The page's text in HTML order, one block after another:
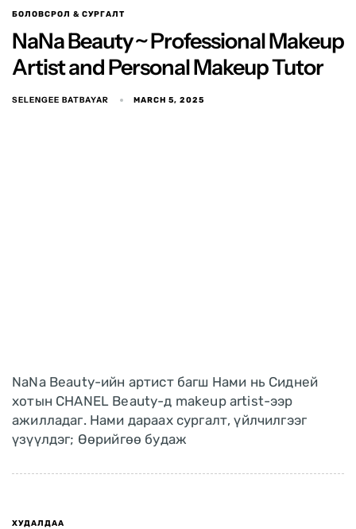
БОЛОВСРОЛ & СУРГАЛТ
NaNa Beauty ~ Professional Makeup
Artist and Personal Makeup Tutor
SELENGEE BATBAYAR MARCH 5, 2025
NaNa Beauty-ийн артист багш Нами нь Сидней
хотын CHANEL Beauty-д makeup artist-ээр
ажилладаг. Нами дараах сургалт, үйлчилгээг
үзүүлдэг; Өөрийгөө будаж
ХУДАЛДАА